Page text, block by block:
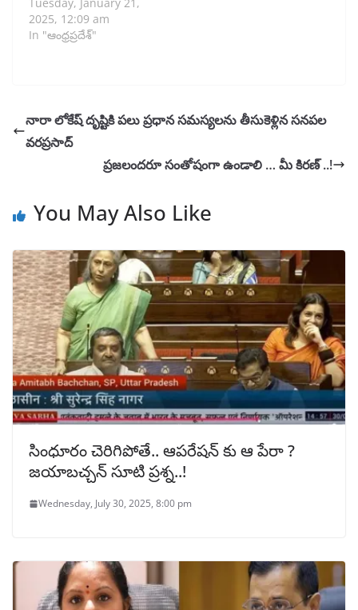
2025, 12:09 am
In "ఆంధ్రప్రదేశ్"
నారా లోకేష్ దృష్టికి పలు ప్రధాన సమస్యలను తీసుకెళ్లిన సనపల
వరప్రసాద్
ప్రజలందరూ సంతోషంగా ఉండాలి … మీ కిరణ్ ..!
You May Also Like
సింధూరం చెరిగిపోతే.. ఆపరేషన్ కు ఆ పేరా ?
జయాబచ్చన్ సూటి ప్రశ్న..!
Wednesday, July 30, 2025, 8:00 pm